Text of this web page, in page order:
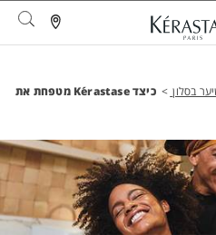
בסלון >
כיצד Kérastase מטפחת את